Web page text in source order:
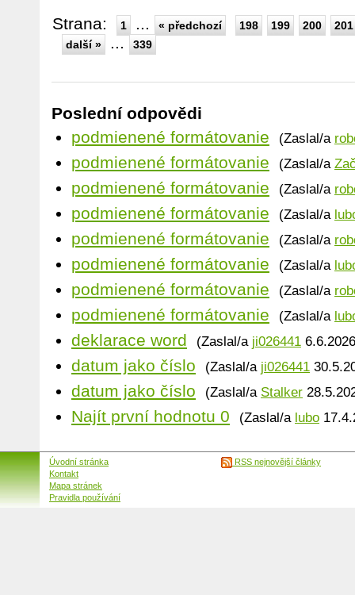
Strana: 1 ... « předchozí 198 199 200
201
další »
... 339
Poslední odpovědi
podmienené formátovanie
(Zaslal/a
podmienené formátovanie (Zaslal/a
podmienené formátovanie (Zaslal/a
podmienené formátovanie (Zaslal/a
podmienené formátovanie (Zaslal/a
podmienené formátovanie (Zaslal/a
podmienené formátovanie (Zaslal/a
podmienené formátovanie (Zaslal/a
deklarace word (Zaslal/a ji026441
datum jako číslo (Zaslal/a ji026441
datum jako číslo (Zaslal/a Stalker
Najít první hodnotu 0 (Zaslal/a lubo
Úvodní stránka
Kontakt
Mapa stránek
Pravidla používání
RSS nejnovější články